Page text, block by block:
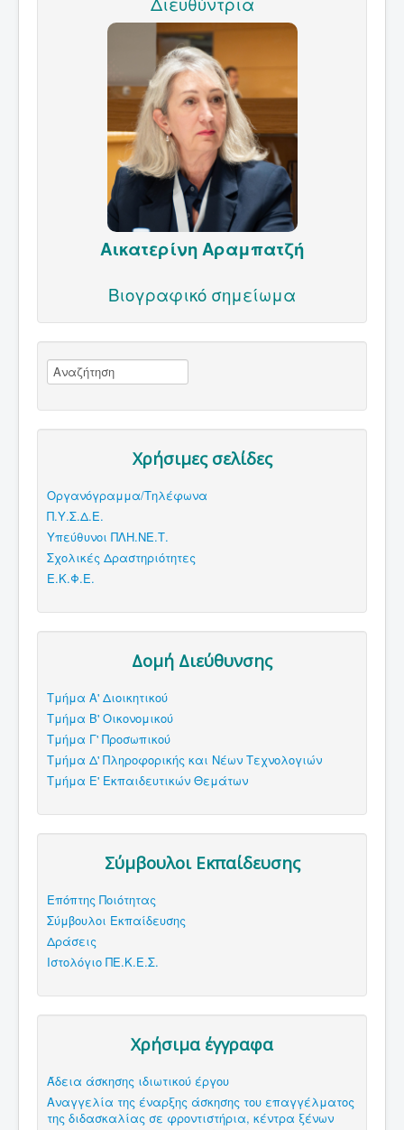
Αικατερίνη Αραμπατζή
Βιογραφικό σημείωμα
Χρήσιμες σελίδες
Οργανόγραμμα/Τηλέφωνα
Π.Υ.Σ.Δ.Ε.
Υπεύθυνοι ΠΛΗ.ΝΕ.Τ.
Σχολικές Δραστηριότητες
Ε.Κ.Φ.Ε.
Δομή Διεύθυνσης
Τμήμα Α' Διοικητικού
Τμήμα Β' Οικονομικού
Τμήμα Γ' Προσωπικού
Τμήμα Δ' Πληροφορικής και Νέων Τεχνολογιών
Τμήμα Ε' Εκπαιδευτικών Θεμάτων
Σύμβουλοι Εκπαίδευσης
Επόπτης Ποιότητας
Σύμβουλοι Εκπαίδευσης
Δράσεις
Ιστολόγιο ΠΕ.Κ.Ε.Σ.
Χρήσιμα έγγραφα
Άδεια άσκησης ιδιωτικού έργου
Αναγγελία της έναρξης άσκησης του επαγγέλματος
της διδασκαλίας σε φροντιστήρια, κέντρα ξένων